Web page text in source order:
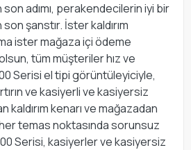
adımı, perakendecilerin iyi bir
şanstır. İster kaldırım
ister mağaza içi ödeme
tüm müşteriler hız ve
Serisi el tipi görüntüleyiciyle,
ve kasiyerli ve kasiyersiz
kaldırım kenarı ve mağazadan
temas noktasında sorunsuz
Serisi, kasiyerler ve kasiyersiz